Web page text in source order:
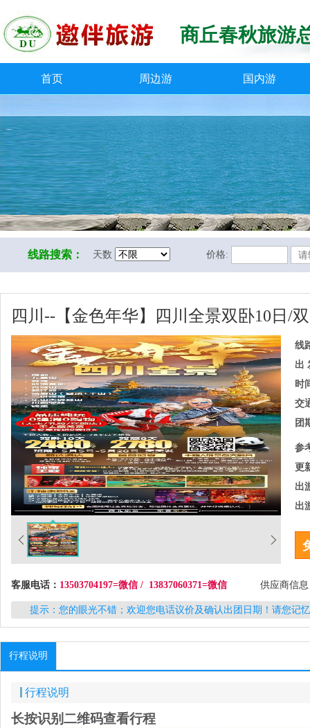
商丘春秋旅游
首页 周边游 国内游
线路搜索： 天数 价格:
四川--【金色年华】四川全景双卧10日/
线
出
时
交
团
参
更
出
出
客服电话： 13503704197=微信 / 13837060371=微信 供应商信
提示：您的眼光不错；欢迎您电话议价及确认出团日期！请您记
行程说明
行程说明
长按识别二维码查看行程